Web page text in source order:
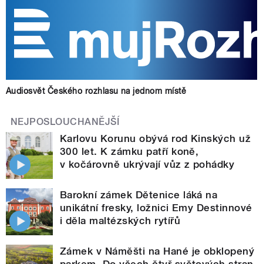
Audiosvět Českého rozhlasu na jednom místě
NEJPOSLOUCHANĚJŠÍ
Karlovu Korunu obývá rod Kinských už
300 let. K zámku patří koně,
v kočárovně ukrývají vůz z pohádky
Barokní zámek Dětenice láká na
unikátní fresky, ložnici Emy Destinnové
i děla maltézských rytířů
Zámek v Náměšti na Hané je obklopený